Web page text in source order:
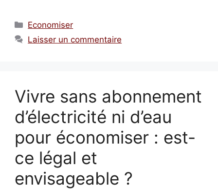
Catégories
Economiser
Laisser un commentaire
Vivre sans abonnement
d’électricité ni d’eau
pour économiser : est-
ce légal et
envisageable ?